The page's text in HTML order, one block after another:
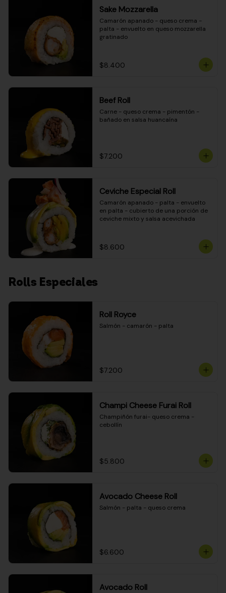
Sake Mozzarella
Camarón apanado - queso crema -
palta - envuelto en queso mozzarella
gratinado
$8.400
Beef Roll
Carne - queso crema - pimentón -
bañado en salsa huancaína
$7.200
Ceviche Especial Roll
Camarón apanado - palta - envuelto
en palta - cubierto de una porción de
ceviche mixto y salsa acevichada
$8.600
Rolls Especiales
Roll Royce
Salmón - camarón - palta
$7.200
Champi Cheese Furai Roll
Champiñón furai- queso crema -
cebollín
$5.800
Avocado Cheese Roll
Salmón - palta - queso crema
$6.600
Avocado Roll